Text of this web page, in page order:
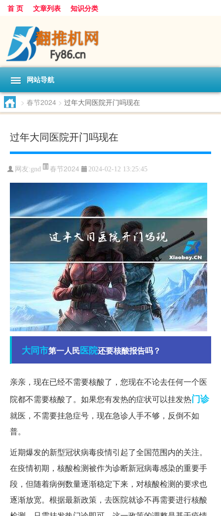
首 页 文章列表 知识分类
网站导航
> 春节2024 > 过年大同医院开门吗现在
过年大同医院开门吗现在
网友:gnd 春节2024 2024-02-12 13:25:45
大同市第一人民医院还要核酸报告吗？
亲亲，现在已经不需要核酸了，您现在不论去任何一个医
院都不需要核酸了。如果您有发热的症状可以挂发热门诊
就医，不需要挂急症号，现在急诊人手不够，反倒不如
普。
近期爆发的新型冠状病毒疫情引起了全国范围内的关注。
在疫情初期，核酸检测被作为诊断新冠病毒感染的重要手
段，但随着病例数量逐渐稳定下来，对核酸检测的要求也
逐渐放宽。根据最新政策，去医院就诊不再需要进行核酸